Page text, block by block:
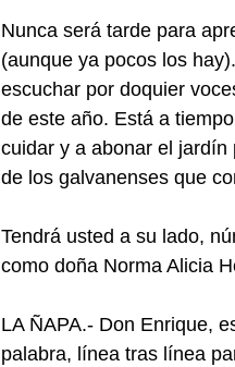
Nunca será tarde para
(aunque ya pocos los
escuchar por doquier
de este año. Está a
cuidar y a abonar el
de los galvanenses que
Tendrá usted a su lado,
como doña Norma Alicia
LA ÑAPA.- Don Enrique,
palabra, línea tras línea